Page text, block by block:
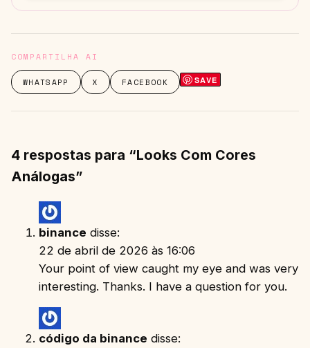
COMPARTILHA AI
WHATSAPP X FACEBOOK SAVE
4 respostas para “Looks Com Cores
Análogas”
binance disse:
22 de abril de 2026 às 16:06
Your point of view caught my eye and was very
interesting. Thanks. I have a question for you.
código da binance disse: